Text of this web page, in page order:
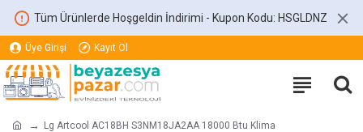
Tüm Ürünlerde Hoşgeldin İndirimi - Kupon Kodu: HSGLDNZ
Üye Girişi Kayıt Ol
Lg Artcool AC18BH S3NM18JA2AA 18000 Btu Klima